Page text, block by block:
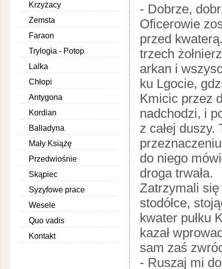
Krzyżacy
Zemsta
Faraon
Trylogia - Potop
Lalka
Chłopi
Antygona
Kordian
Balladyna
Mały Książę
Przedwiośnie
Skąpiec
Syzyfowe prace
Wesele
Quo vadis
Kontakt
- Dobrze,
Oficerowie
przed
trzech
arkan i
ku Lgocie,
Kmicic przez
nadchodzi, i
z całej
do niego
droga trwała.
Zatrzymali się
stodółce,
kwater pułku
kazał
sam zaś
- Ruszaj mi